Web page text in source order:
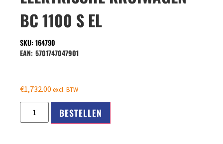
BC 1100 S EL
SKU: 164790
EAN: 5701747047901
€1,732.00 excl. BTW
BESTELLEN